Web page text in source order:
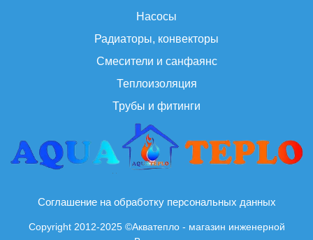
Насосы
Радиаторы, конвекторы
Смесители и санфаянс
Теплоизоляция
Трубы и фитинги
Соглашение на обработку персональных данных
Copyright 2012-2025 ©Акватепло - магазин инженерной